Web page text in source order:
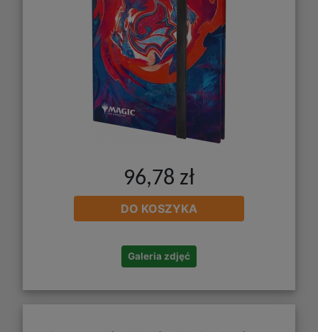
96,78 zł
DO KOSZYKA
Galeria zdjęć